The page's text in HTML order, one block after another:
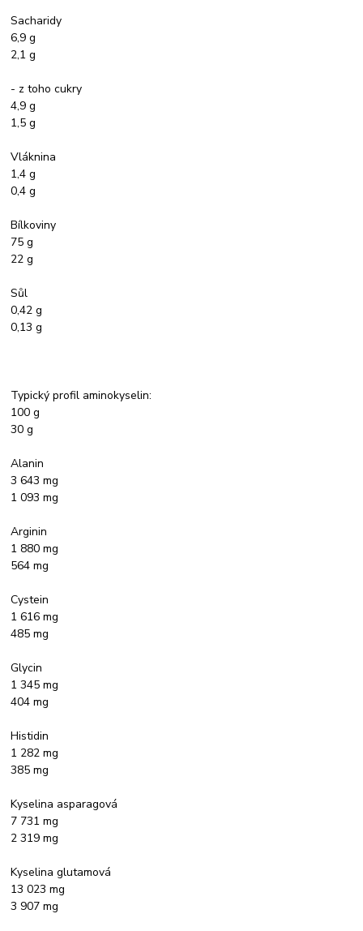
Sacharidy
6,9 g
2,1 g
- z toho cukry
4,9 g
1,5 g
Vláknina
1,4 g
0,4 g
Bílkoviny
75 g
22 g
Sůl
0,42 g
0,13 g
Typický profil aminokyselin:
100 g
30 g
Alanin
3 643 mg
1 093 mg
Arginin
1 880 mg
564 mg
Cystein
1 616 mg
485 mg
Glycin
1 345 mg
404 mg
Histidin
1 282 mg
385 mg
Kyselina asparagová
7 731 mg
2 319 mg
Kyselina glutamová
13 023 mg
3 907 mg